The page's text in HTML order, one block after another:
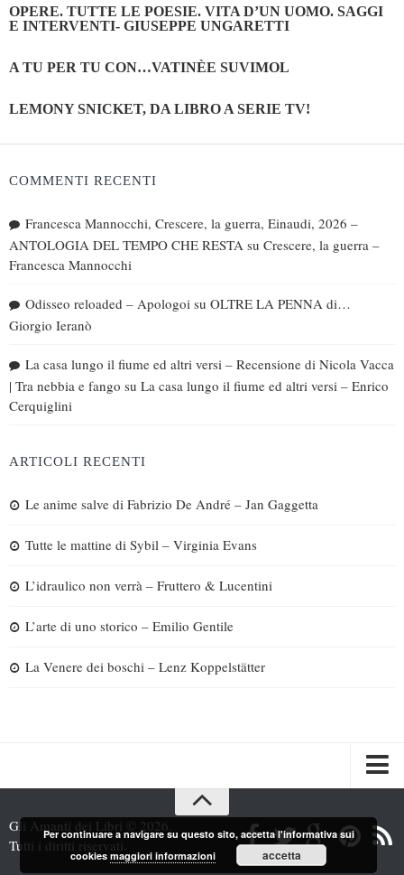
OPERE. TUTTE LE POESIE. VITA D’UN UOMO. SAGGI
E INTERVENTI- GIUSEPPE UNGARETTI
A TU PER TU CON…VATINÈE SUVIMOL
LEMONY SNICKET, DA LIBRO A SERIE TV!
COMMENTI RECENTI
Francesca Mannocchi, Crescere, la guerra, Einaudi, 2026 –
ANTOLOGIA DEL TEMPO CHE RESTA su Crescere, la guerra –
Francesca Mannocchi
Odisseo reloaded – Apologoi su OLTRE LA PENNA di…
Giorgio Ieranò
La casa lungo il fiume ed altri versi – Recensione di Nicola Vacca
| Tra nebbia e fango su La casa lungo il fiume ed altri versi – Enrico
Cerquiglini
ARTICOLI RECENTI
Le anime salve di Fabrizio De André – Jan Gaggetta
Tutte le mattine di Sybil – Virginia Evans
L’idraulico non verrà – Fruttero & Lucentini
L’arte di uno storico – Emilio Gentile
La Venere dei boschi – Lenz Koppelstätter
Recensioni
Gli Amanti dei Libri © 2026.
Tutti i diritti riservati.
Per continuare a navigare su questo sito, accetta l'informativa sui
cookiesmaggiori informazioni accetta